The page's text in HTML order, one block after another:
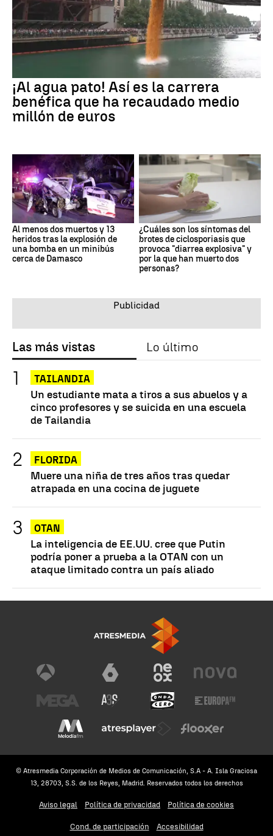
¡Al agua pato! Así es la carrera
benéfica que ha recaudado medio
millón de euros
Al menos dos muertos y 13
heridos tras la explosión de
una bomba en un minibús
cerca de Damasco
¿Cuáles son los síntomas del
brotes de ciclosporiasis que
provoca "diarrea explosiva" y
por la que han muerto dos
personas?
Las más vistas Lo último
TAILANDIA
Un estudiante mata a tiros a sus abuelos y a
cinco profesores y se suicida en una escuela
de Tailandia
FLORIDA
Muere una niña de tres años tras quedar
atrapada en una cocina de juguete
OTAN
La inteligencia de EE.UU. cree que Putin
podría poner a prueba a la OTAN con un
ataque limitado contra un país aliado
© Atresmedia Corporación de Medios de Comunicación, S.A - A. Isla Graciosa
13, 28703, S.S. de los Reyes, Madrid. Reservados todos los derechos
Aviso legal Política de privacidad Política de cookies
Cond. de participación Accesibilidad